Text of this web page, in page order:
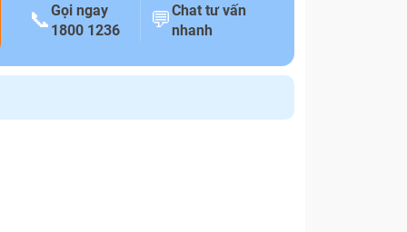
📞Gọi ngay
1800 1236
💬Chat tư vấn
nhanh